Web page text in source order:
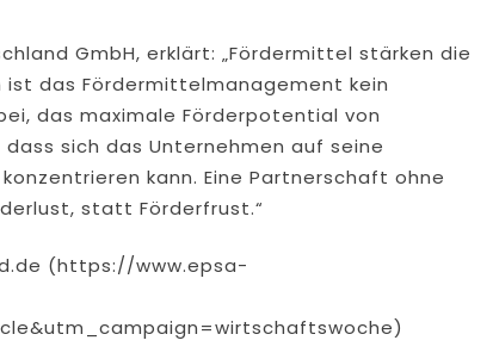
GmbH, erklärt: „Fördermittel stärken die
das Fördermittelmanagement kein
das maximale Förderpotential von
dass sich das Unternehmen auf seine
kann. Eine Partnerschaft ohne
statt Förderfrust.“
(https://www.epsa-